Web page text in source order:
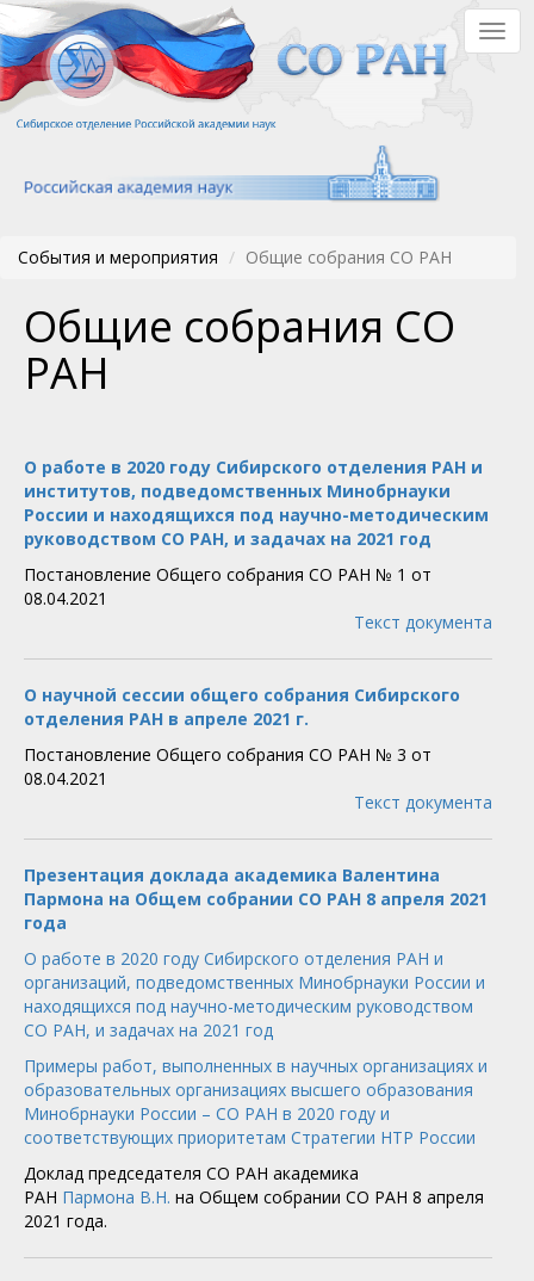
Перейти
к
основному
содержанию
События и мероприятия Общие собрания СО РАН
Общие собрания СО
РАН
О работе в 2020 году Сибирского отделения РАН и
институтов, подведомственных Минобрнауки
России и находящихся под научно-методическим
руководством СО РАН, и задачах на 2021 год
Постановление Общего собрания СО РАН № 1 от
08.04.2021
Текст документа
О научной сессии общего собрания Сибирского
отделения РАН в апреле 2021 г.
Постановление Общего собрания СО РАН № 3 от
08.04.2021
Текст документа
Презентация доклада академика Валентина
Пармона на Общем собрании СО РАН 8 апреля 2021
года
О работе в 2020 году Сибирского отделения РАН и
организаций, подведомственных Минобрнауки России и
находящихся под научно-методическим руководством
СО РАН, и задачах на 2021 год
Примеры работ, выполненных в научных организациях и
образовательных организациях высшего образования
Минобрнауки России – СО РАН в 2020 году и
соответствующих приоритетам Стратегии НТР России
Доклад председателя СО РАН академика
РАН Пармона В.Н. на Общем собрании СО РАН 8 апреля
2021 года.